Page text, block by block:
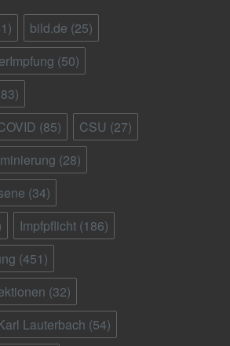
bild.de (25)
(50)
(85) CSU (27)
(28)
(34)
Impfpflicht (186)
(451)
(32)
Lauterbach (54)